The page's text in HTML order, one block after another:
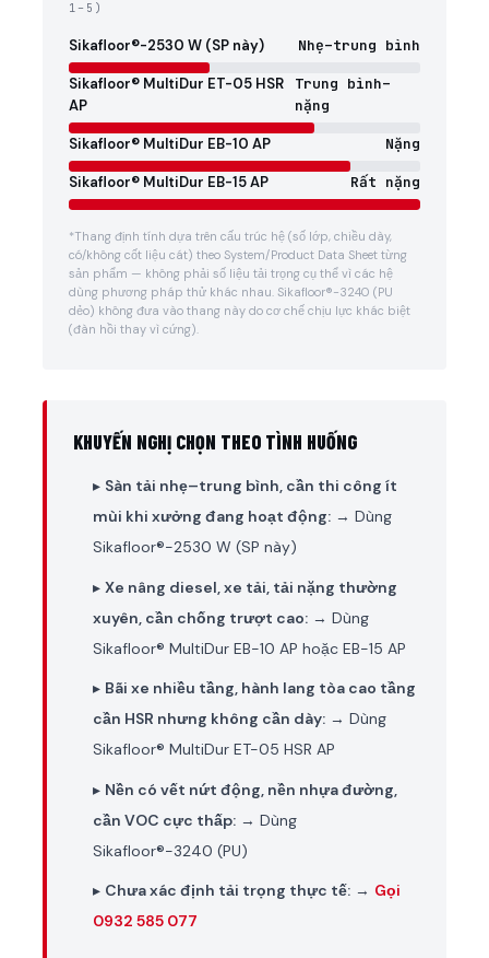
1–5)
Sikafloor®-2530 W (SP này) Nhẹ–trung bình
Sikafloor® MultiDur ET-05 HSR
AP
Trung bình–
nặng
Sikafloor® MultiDur EB-10 AP Nặng
Sikafloor® MultiDur EB-15 AP Rất nặng
*Thang định tính dựa trên cấu trúc hệ (số lớp, chiều dày,
có/không cốt liệu cát) theo System/Product Data Sheet từng
sản phẩm — không phải số liệu tải trọng cụ thể vì các hệ
dùng phương pháp thử khác nhau. Sikafloor®-3240 (PU
dẻo) không đưa vào thang này do cơ chế chịu lực khác biệt
(đàn hồi thay vì cứng).
KHUYẾN NGHỊ CHỌN THEO TÌNH HUỐNG
▸ Sàn tải nhẹ–trung bình, cần thi công ít
mùi khi xưởng đang hoạt động: → Dùng
Sikafloor®-2530 W (SP này)
▸Xe nâng diesel, xe tải, tải nặng thường
xuyên, cần chống trượt cao: → Dùng
Sikafloor® MultiDur EB-10 AP hoặc EB-15 AP
▸ Bãi xe nhiều tầng, hành lang tòa cao tầng
cần HSR nhưng không cần dày: → Dùng
Sikafloor® MultiDur ET-05 HSR AP
▸ Nền có vết nứt động, nền nhựa đường,
cần VOC cực thấp: → Dùng
Sikafloor®-3240 (PU)
▸ Chưa xác định tải trọng thực tế: → Gọi
0932 585 077